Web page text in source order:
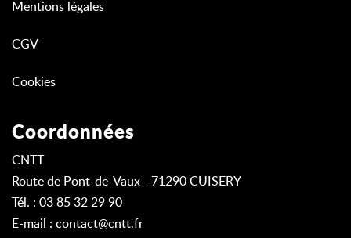
Mentions légales
CGV
Cookies
Coordonnées
CNTT
Route de Pont-de-Vaux - 71290 CUISERY
Tél. : 03 85 32 29 90
E-mail : contact@cntt.fr